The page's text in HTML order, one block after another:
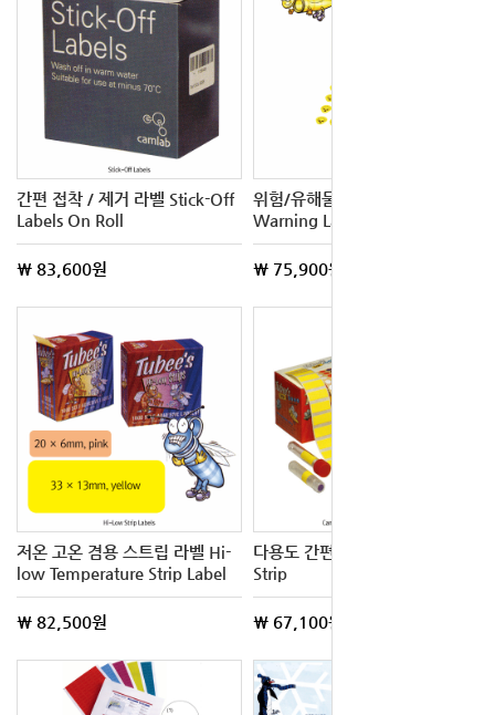
간편 접착 / 제거 라벨 Stick-Off
Labels On Roll
\ 83,600원
위험/유해물 경고 라벨 Hazard
Warning Label
\ 75,900원
저온 고온 겸용 스트립 라벨 Hi-
low Temperature Strip Label
\ 82,500원
다용도 간편 사용 라벨 Dot and
Strip
\ 67,100원